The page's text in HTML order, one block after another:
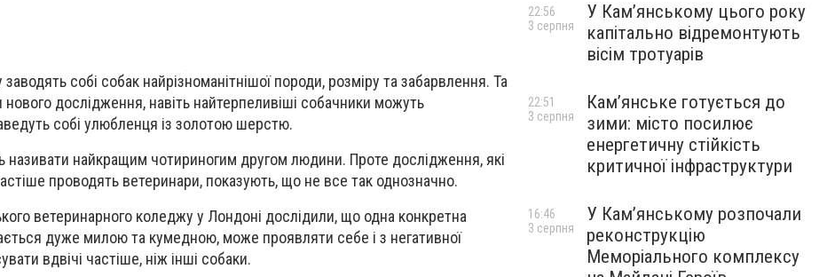
собі собак найрізноманітнішої породи, розміру та забарвлення. Та
нового дослідження, навіть найтерпеливіші собачники можуть
собі улюбленця із золотою шерстю.
називати найкращим чотириногим другом людини. Проте дослідження, які
проводять ветеринари, показують, що не все так однозначно.
ветеринарного коледжу у Лондоні дослідили, що одна конкретна
дуже милою та кумедною, може проявляти себе і з негативної
вдвічі частіше, ніж інші собаки.
У Кам’янському цього року
капітально відремонтують
вісім тротуарів
22:56
3 серпня
Кам’янське готується до
зими: місто посилює
енергетичну стійкість
критичної інфраструктури
22:51
3 серпня
У Кам’янському розпочали
реконструкцію
Меморіального комплексу
16:46
3 серпня